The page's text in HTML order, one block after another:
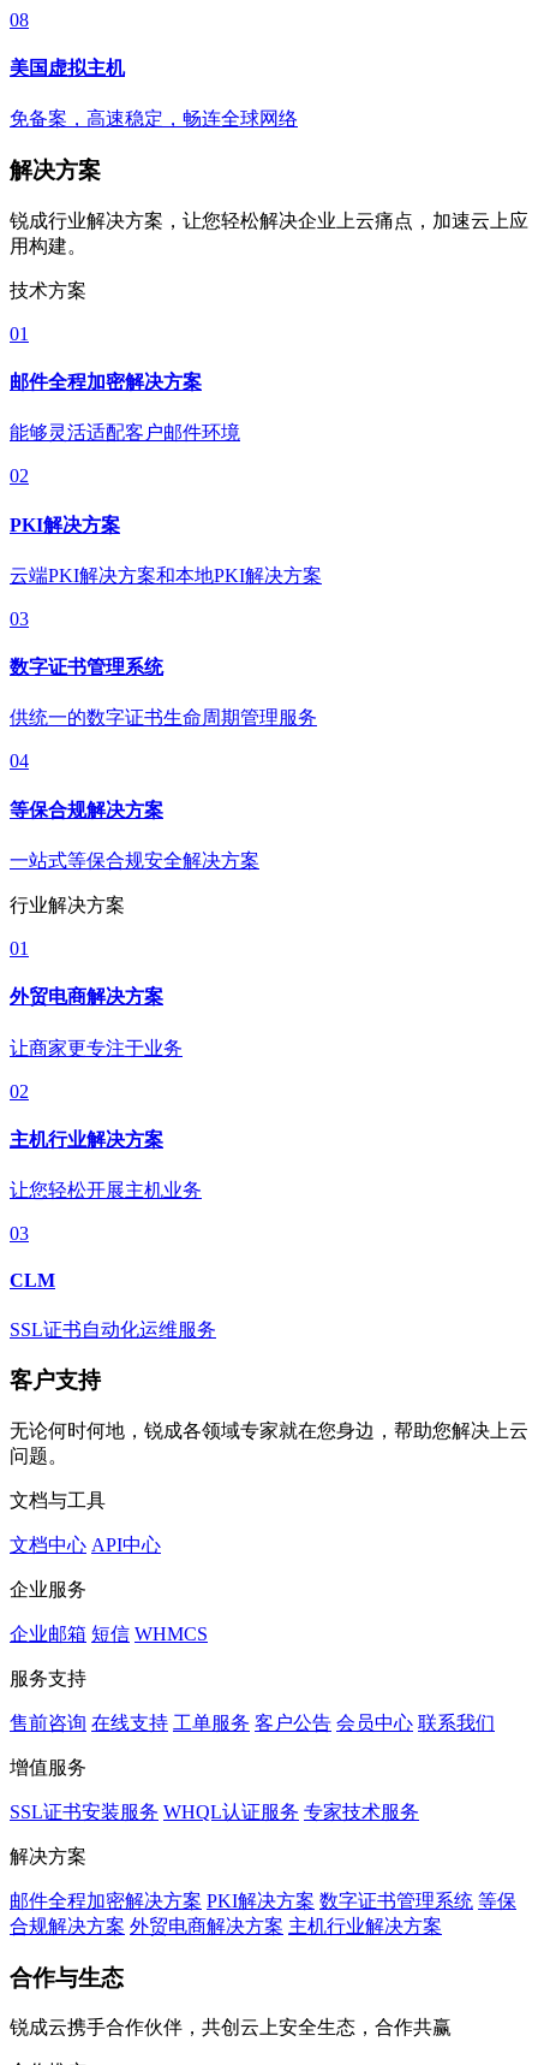
08
美国虚拟主机
免备案，高速稳定，畅连全球网络
解决方案
锐成行业解决方案，让您轻松解决企业上云痛点，加速云上应
用构建。
技术方案
01
邮件全程加密解决方案
能够灵活适配客户邮件环境
02
PKI解决方案
云端PKI解决方案和本地PKI解决方案
03
数字证书管理系统
供统一的数字证书生命周期管理服务
04
等保合规解决方案
一站式等保合规安全解决方案
行业解决方案
01
外贸电商解决方案
让商家更专注于业务
02
主机行业解决方案
让您轻松开展主机业务
03
CLM
SSL证书自动化运维服务
客户支持
无论何时何地，锐成各领域专家就在您身边，帮助您解决上云
问题。
文档与工具
文档中心 API中心
企业服务
企业邮箱 短信 WHMCS
服务支持
售前咨询 在线支持 工单服务 客户公告 会员中心 联系我们
增值服务
SSL证书安装服务 WHQL认证服务 专家技术服务
解决方案
邮件全程加密解决方案 PKI解决方案 数字证书管理系统 等保
合规解决方案 外贸电商解决方案 主机行业解决方案
合作与生态
锐成云携手合作伙伴，共创云上安全生态，合作共赢